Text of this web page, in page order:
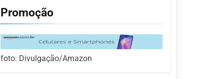
Promoção
foto: Divulgação/Amazon